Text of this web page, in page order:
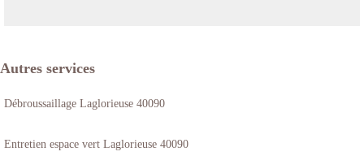
Autres services
Débroussaillage Laglorieuse 40090
Entretien espace vert Laglorieuse 40090